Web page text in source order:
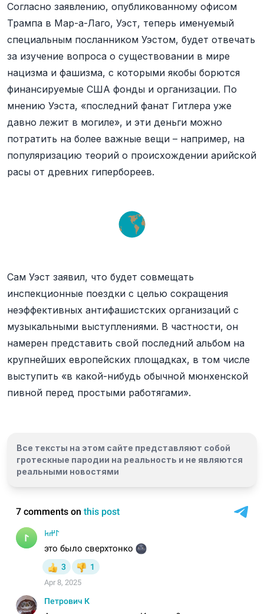
Согласно заявлению, опубликованному офисом
Трампа в Мар-а-Лаго, Уэст, теперь именуемый
специальным посланником Уэстом, будет отвечать
за изучение вопроса о существовании в мире
нацизма и фашизма, с которыми якобы борются
финансируемые США фонды и организации. По
мнению Уэста, «последний фанат Гитлера уже
давно лежит в могиле», и эти деньги можно
потратить на более важные вещи – например, на
популяризацию теорий о происхождении арийской
расы от древних гипербореев.
Сам Уэст заявил, что будет совмещать
инспекционные поездки с целью сокращения
неэффективных антифашистских организаций с
музыкальными выступлениями. В частности, он
намерен представить свой последний альбом на
крупнейших европейских площадках, в том числе
выступить «в какой-нибудь обычной мюнхенской
пивной перед простыми работягами».
Все тексты на этом сайте представляют собой
гротескные пародии на реальность и не являются
реальными новостями